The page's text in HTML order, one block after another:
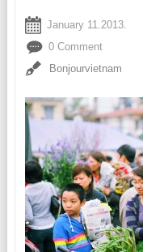
January 11.2013.
0 Comment
Bonjourvietnam